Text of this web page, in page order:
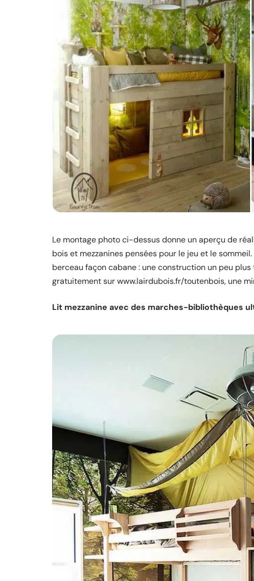
Le montage photo ci-dessus donne un aperçu de
bois et mezzanines pensées pour le jeu et le
berceau façon cabane : une construction un peu
gratuitement sur www.lairdubois.fr/toutenbois, une
Lit mezzanine avec des marches-bibliothèques